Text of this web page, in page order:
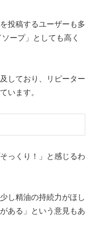
投稿するユーザーも多
ープ」としても高く
しており、リピーター
います。
っくり！」と感じるわ
し精油の持続力がほし
ある」という意見もあ